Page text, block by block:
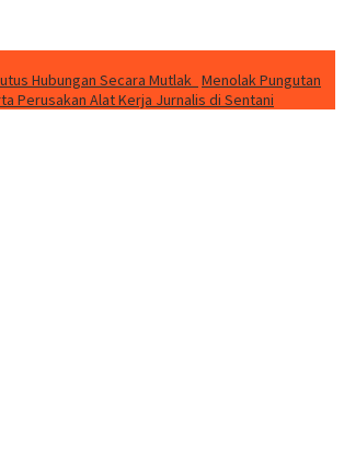
Hubungan Secara Mutlak Menolak Pungutan
Perusakan Alat Kerja Jurnalis di Sentani